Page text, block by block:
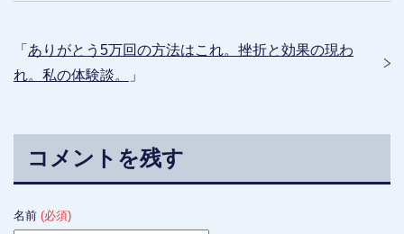
「 ありがとう5万回の方法はこれ。挫折と効果の現わ
れ。私の体験談。
」
コメントを残す
名前 (必須)